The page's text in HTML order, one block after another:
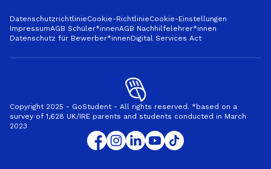
DatenschutzrichtlinieCookie-RichtlinieCookie-Einstellungen
ImpressumAGB Schüler*innenAGB Nachhilfelehrer*innen
Datenschutz für Bewerber*innenDigital Services Act
Copyright 2025 - GoStudent - All rights reserved. *based on a
survey of 1,628 UK/IRE parents and students conducted in March
2023